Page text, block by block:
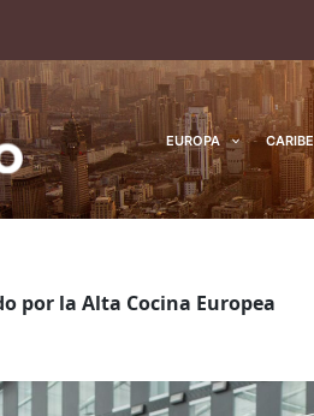
EUROPA CARIBE
por la Alta Cocina Europea